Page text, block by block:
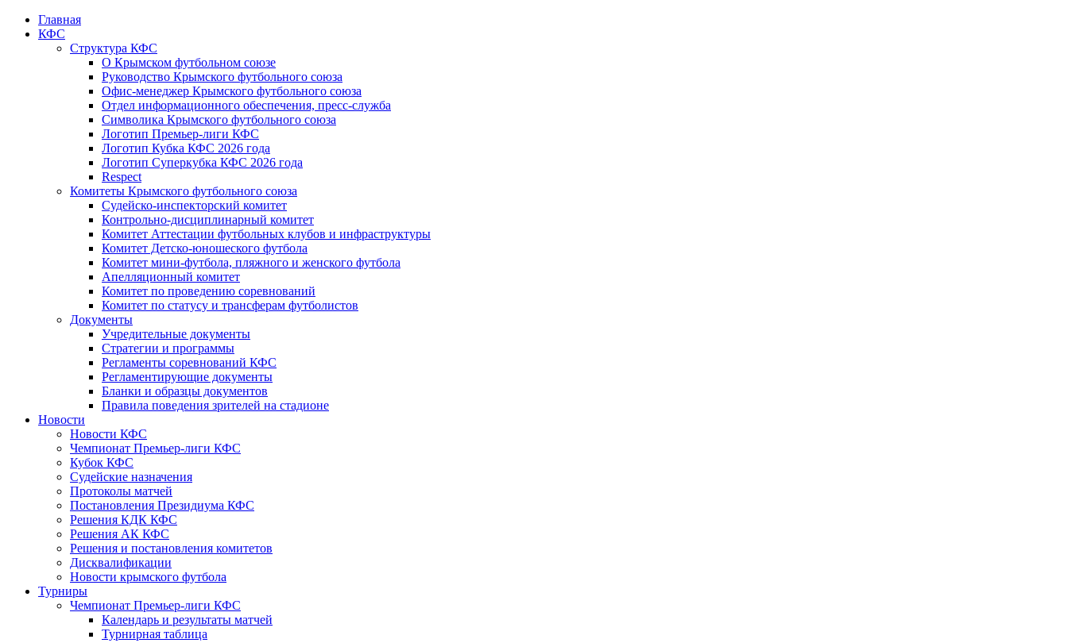
Главная
КФС
Структура КФС
О Крымском футбольном союзе
Руководство Крымского футбольного союза
Офис-менеджер Крымского футбольного союза
Отдел информационного обеспечения, пресс-служба
Символика Крымского футбольного союза
Логотип Премьер-лиги КФС
Логотип Кубка КФС 2026 года
Логотип Суперкубка КФС 2026 года
Respect
Комитеты Крымского футбольного союза
Судейско-инспекторский комитет
Контрольно-дисциплинарный комитет
Комитет Аттестации футбольных клубов и инфраструктуры
Комитет Детско-юношеского футбола
Комитет мини-футбола, пляжного и женского футбола
Апелляционный комитет
Комитет по проведению соревнований
Комитет по статусу и трансферам футболистов
Документы
Учредительные документы
Стратегии и программы
Регламенты соревнований КФС
Регламентирующие документы
Бланки и образцы документов
Правила поведения зрителей на стадионе
Новости
Новости КФС
Чемпионат Премьер-лиги КФС
Кубок КФС
Судейские назначения
Протоколы матчей
Постановления Президиума КФС
Решения КДК КФС
Решения АК КФС
Решения и постановления комитетов
Дисквалификации
Новости крымского футбола
Турниры
Чемпионат Премьер-лиги КФС
Календарь и результаты матчей
Турнирная таблица